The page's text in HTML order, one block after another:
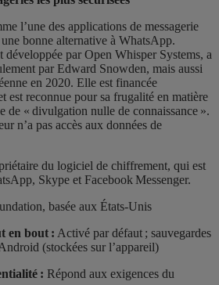
l’une des applications de messagerie
bonne alternative à WhatsApp.
par Open Whisper Systems, a
par Edward Snowden, mais aussi
en 2020. Elle est financée
est reconnue pour sa frugalité en matière
de « divulgation nulle de connaissance ».
n’a pas accès aux données de
du logiciel de chiffrement, qui est
Skype et Facebook Messenger.
basée aux États-Unis
en bout : Activé par défaut ; sauvegardes
(stockées sur l’appareil)
: Répond aux exigences du